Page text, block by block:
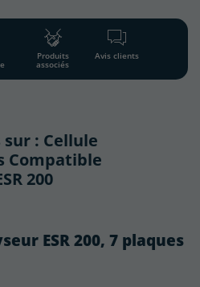
Produits
associés
Avis clients
sur : Cellule
Compatible
200
ESR 200, 7 plaques